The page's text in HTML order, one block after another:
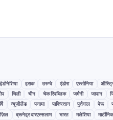
इंडोनेशिया इराक उरुग्वे एंडोरा एस्तोनिया
चिली चीन चेक रिपब्लिक जर्मनी जापान
न्यूज़ीलैंड पनामा पाकिस्तान पुर्तगाल पेरू
ब्रूनेइ्र दारएस्सलाम भारत मलेशिया मार्टीनिक